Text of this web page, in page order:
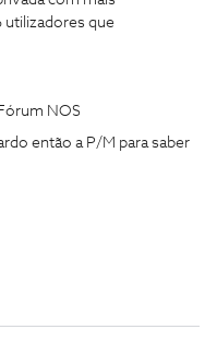
utilizadores que
NOS
então a P/M para saber